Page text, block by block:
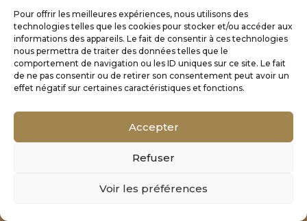
Pour offrir les meilleures expériences, nous utilisons des
technologies telles que les cookies pour stocker et/ou accéder aux
informations des appareils. Le fait de consentir à ces technologies
nous permettra de traiter des données telles que le
comportement de navigation ou les ID uniques sur ce site. Le fait
de ne pas consentir ou de retirer son consentement peut avoir un
effet négatif sur certaines caractéristiques et fonctions.
Accepter
Refuser
Voir les préférences
Mentions Légales